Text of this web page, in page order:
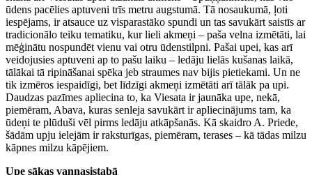
ūdens pacēlies aptuveni trīs metru augstumā. Tā nosaukumā, ļoti
iespējams, ir atsauce uz visparastāko spundi un tas savukārt saistīs ar
tradicionālo teiku tematiku, kur lieli akmeņi – paša velna izmētāti, lai
mēģinātu nospundēt vienu vai otru ūdenstilpni. Pašai upei, kas arī
veidojusies aptuveni ap to pašu laiku – ledāju lielās kušanas laikā,
tālākai tā ripināšanai spēka jeb straumes nav bijis pietiekami. Un ne
tik izmēros iespaidīgi, bet līdzīgi akmeņi izmētāti arī tālāk pa upi.
Daudzas pazīmes apliecina to, ka Viesata ir jaunāka upe, nekā,
piemēram, Abava, kuras senleja savukārt ir apliecinājums tam, ka
ūdeņi te plūduši vēl pirms ledāju atkāpšanās. Kā skaidro A. Priede,
šādām upju ielejām ir raksturīgas, piemēram, terases – kā tādas milzu
kāpnes milzu kāpējiem.
Upe sākas vannasistabā